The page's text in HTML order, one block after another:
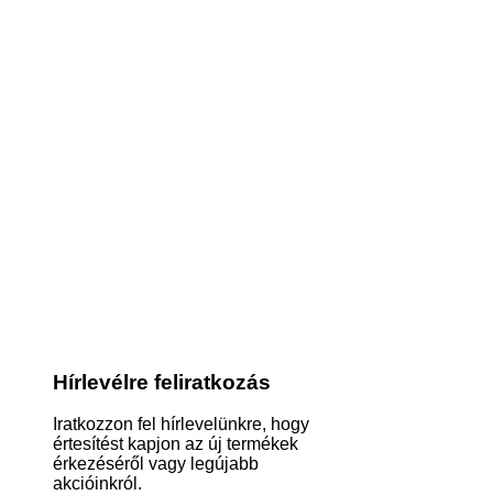
Hírlevélre feliratkozás
Iratkozzon fel hírlevelünkre, hogy
értesítést kapjon az új termékek
érkezéséről vagy legújabb
akcióinkról.